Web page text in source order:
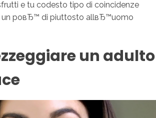
e tu codesto tipo di coincidenze
un poвЂ™ di piuttosto allвЂ™uomo
un adulto